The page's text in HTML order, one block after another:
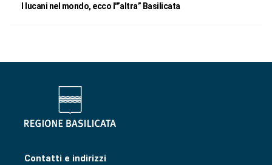
I lucani nel mondo, ecco l'”altra” Basilicata
Contatti e indirizzi